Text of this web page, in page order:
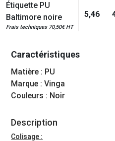
Étiquette PU
Baltimore noire
Frais techniques 70,50€ HT
5,46
Caractéristiques
Matière : PU
Marque : Vinga
Couleurs : Noir
Description
Colisage :